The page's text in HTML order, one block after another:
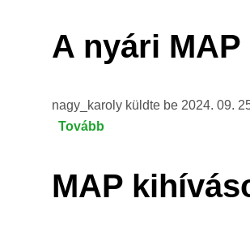
A nyári
nagy_karoly küldte be 2024. 09.
Tovább
kihívások
MAP